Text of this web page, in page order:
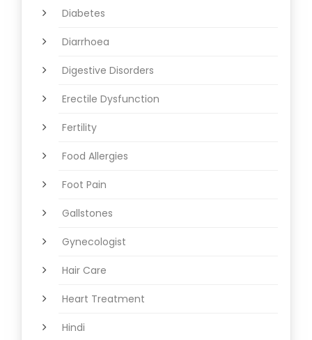
Diabetes
Diarrhoea
Digestive Disorders
Erectile Dysfunction
Fertility
Food Allergies
Foot Pain
Gallstones
Gynecologist
Hair Care
Heart Treatment
Hindi